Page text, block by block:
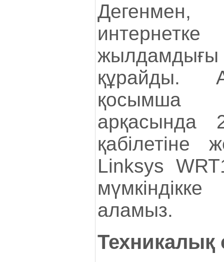
құрайды.
қосымша
арқасында
қабілетіне
Linksys
аламыз.
Техникалық